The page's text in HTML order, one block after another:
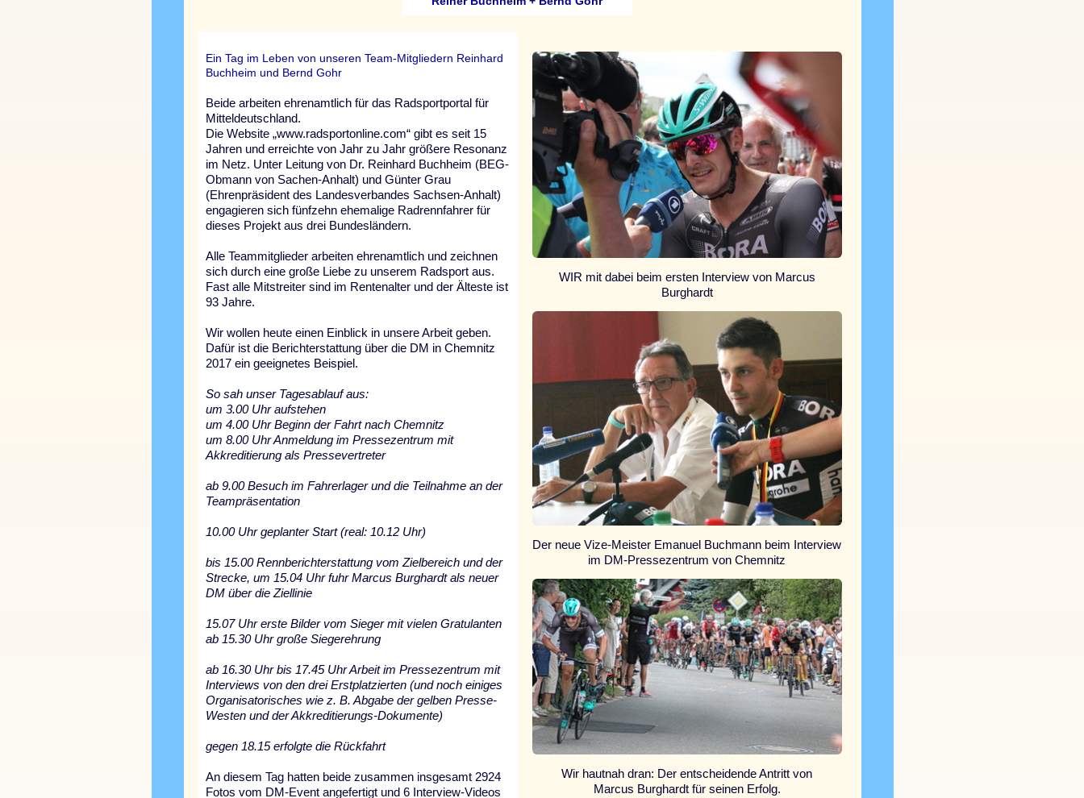
WIR mit dabei beim ersten Interview von Marcus
Burghardt
Der neue Vize-Meister Emanuel Buchmann beim Interview
im DM-Pressezentrum von Chemnitz
Wir hautnah dran: Der entscheidende Antritt von
Marcus Burghardt für seinen Erfolg.
Ein Tag im Leben von unseren Team-Mitgliedern Reinhard
Buchheim und Bernd Gohr
Beide arbeiten ehrenamtlich für das Radsportportal für
Mitteldeutschland.
Die Website „www.radsportonline.com“ gibt es seit 15
Jahren und erreichte von Jahr zu Jahr größere Resonanz
im Netz. Unter Leitung von Dr. Reinhard Buchheim (BEG-
Obmann von Sachen-Anhalt) und Günter Grau
(Ehrenpräsident des Landesverbandes Sachsen-Anhalt)
engagieren sich fünfzehn ehemalige Radrennfahrer für
dieses Projekt aus drei Bundesländern.
Alle Teammitglieder arbeiten ehrenamtlich und zeichnen
sich durch eine große Liebe zu unserem Radsport aus.
Fast alle Mitstreiter sind im Rentenalter und der Älteste ist
93 Jahre.
Wir wollen heute einen Einblick in unsere Arbeit geben.
Dafür ist die Berichterstattung über die DM in Chemnitz
2017 ein geeignetes Beispiel.
So sah unser Tagesablauf aus:
um 3.00 Uhr aufstehen
um 4.00 Uhr Beginn der Fahrt nach Chemnitz
um 8.00 Uhr Anmeldung im Pressezentrum mit
Akkreditierung als Pressevertreter
ab 9.00 Besuch im Fahrerlager und die Teilnahme an der
Teampräsentation
10.00 Uhr geplanter Start (real: 10.12 Uhr)
bis 15.00 Rennberichterstattung vom Zielbereich und der
Strecke, um 15.04 Uhr fuhr Marcus Burghardt als neuer
DM über die Ziellinie
15.07 Uhr erste Bilder vom Sieger mit vielen Gratulanten
ab 15.30 Uhr große Siegerehrung
ab 16.30 Uhr bis 17.45 Uhr Arbeit im Pressezentrum mit
Interviews von den drei Erstplatzierten (und noch einiges
Organisatorisches wie z. B. Abgabe der gelben Presse-
Westen und der Akkreditierungs-Dokumente)
gegen 18.15 erfolgte die Rückfahrt
An diesem Tag hatten beide zusammen insgesamt 2924
Fotos vom DM-Event angefertigt und 6 Interview-Videos